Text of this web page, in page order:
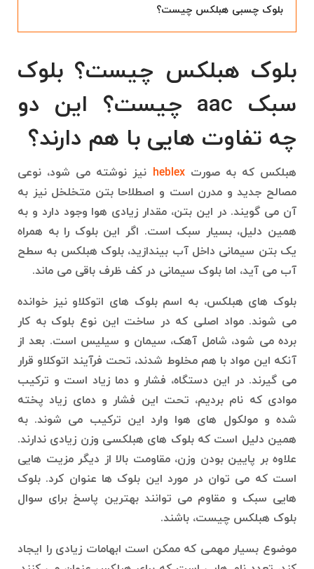
بلوک چسبی هبلکس چیست؟
بلوک هبلکس چیست؟ بلوک
سبک aac چیست؟ این دو
چه تفاوت هایی با هم دارند؟
هبلکس که به صورتheblex نیز نوشته می شود، نوعی
مصالح جدید و مدرن است و اصطلاحا بتن متخلخل نیز به
آن می گویند. در این بتن، مقدار زیادی هوا وجود دارد و به
همین دلیل، بسیار سبک است. اگر این بلوک را به همراه
یک بتن سیمانی داخل آب بیندازید، بلوک هبلکس به سطح
آب می آید، اما بلوک سیمانی در کف ظرف باقی می ماند.
بلوک های هبلکس، به اسم بلوک های اتوکلاو نیز خوانده
می شوند. مواد اصلی که در ساخت این نوع بلوک به کار
برده می شود، شامل آهک، سیمان و سیلیس است. بعد از
آنکه این مواد با هم مخلوط شدند، تحت فرآیند اتوکلاو قرار
می گیرند. در این دستگاه، فشار و دما زیاد است و ترکیب
موادی که نام بردیم، تحت این فشار و دمای زیاد پخته
شده و مولکول های هوا وارد این ترکیب می شوند. به
همین دلیل است که بلوک های هبلکسی وزن زیادی ندارند.
علاوه بر پایین بودن وزن، مقاومت بالا از دیگر مزیت هایی
است که می توان در مورد این بلوک ها عنوان کرد. بلوک
هایی سبک و مقاوم می توانند بهترین پاسخ برای سوال
بلوک هبلکس چیست، باشند.
موضوع بسیار مهمی که ممکن است ابهامات زیادی را ایجاد